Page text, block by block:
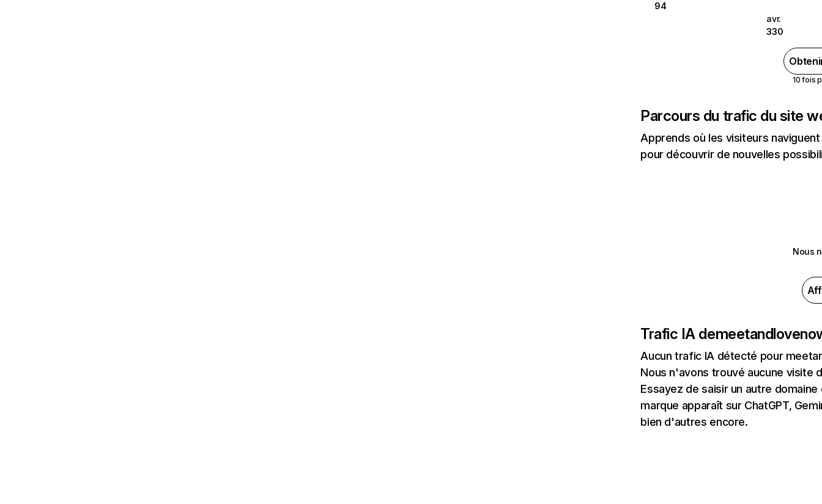
94
avr.
330
10 fois
Parcours du trafic du site
Apprends où les visiteurs
pour découvrir de nouvelles
Nous
Trafic IA de
Aucun trafic IA détecté pour
Nous n'avons trouvé aucune visite
Essayez de saisir un autre
marque apparaît sur ChatGPT,
bien d'autres encore.